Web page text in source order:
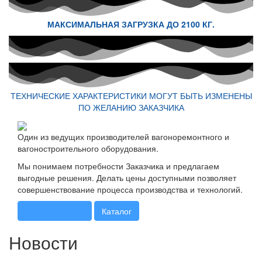
МАКСИМАЛЬНАЯ ЗАГРУЗКА ДО 2100 КГ.
ТЕХНИЧЕСКИЕ ХАРАКТЕРИСТИКИ МОГУТ БЫТЬ ИЗМЕНЕНЫ
ПО ЖЕЛАНИЮ ЗАКАЗЧИКА
Один из ведущих производителей вагоноремонтного и
вагоностроительного оборудования.
Мы понимаем потребности Заказчика и предлагаем
выгодные решения. Делать цены доступными позволяет
совершенствование процесса производства и технологий.
Каталог
Новости